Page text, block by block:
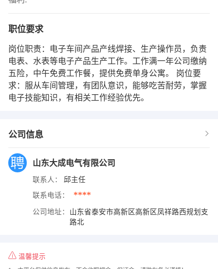
职位要求
岗位职责：电子车间产品产线焊接、生产操作员，负责
电表、水表等电子产品生产工作。工作满一年公司缴纳
五险，中午免费工作餐，提供免费单身公寓。 岗位要
求：服从车间管理，有团队意识，能够吃苦耐劳，掌握
电子技能知识，有相关工作经验优先。
公司信息
山东大成电气有限公司
联系人： 邱主任
联系电话： ****
公司地址：
山东省泰安市高新区高新区凤祥路西规划支
路北
温馨提示